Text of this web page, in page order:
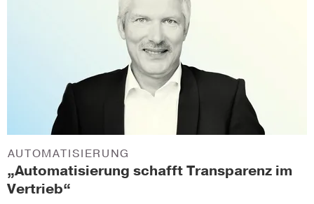
„Automatisierung schafft Transparenz im
Vertrieb“
AUTOMATISIERUNG